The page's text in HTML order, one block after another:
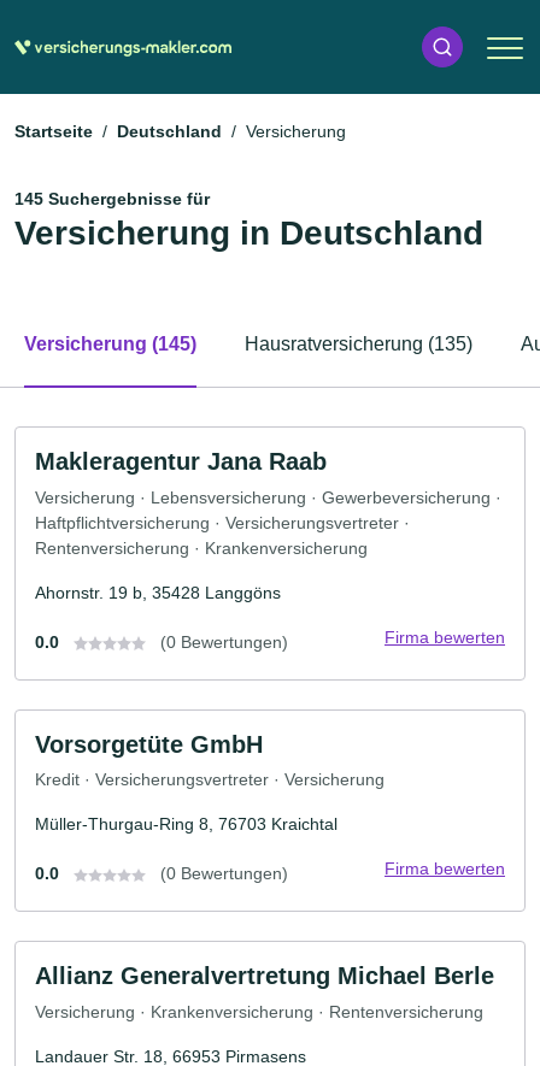
Startseite Deutschland Versicherung
145 Suchergebnisse für
Versicherung in Deutschland
Versicherung (145) Hausratversicherung (135)
Makleragentur Jana Raab
Versicherung · Lebensversicherung · Gewerbeversicherung ·
Haftpflichtversicherung · Versicherungsvertreter ·
Rentenversicherung · Krankenversicherung
Ahornstr. 19 b, 35428 Langgöns
0.0 (0 Bewertungen) Firma bewerten
Vorsorgetüte GmbH
Kredit · Versicherungsvertreter · Versicherung
Müller-Thurgau-Ring 8, 76703 Kraichtal
0.0 (0 Bewertungen) Firma bewerten
Allianz Generalvertretung Michael Berle
Versicherung · Krankenversicherung · Rentenversicherung
Landauer Str. 18, 66953 Pirmasens